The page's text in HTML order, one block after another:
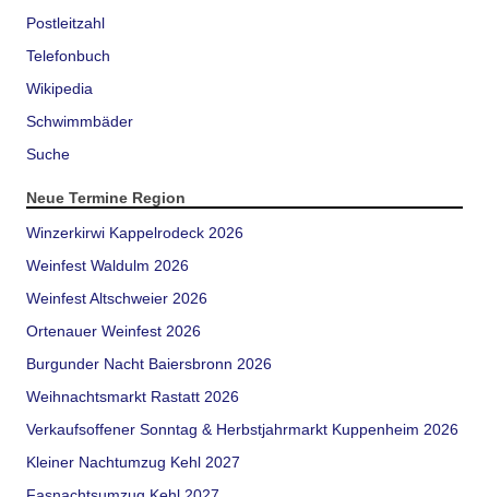
Postleitzahl
Telefonbuch
Wikipedia
Schwimmbäder
Suche
Neue Termine Region
Winzerkirwi Kappelrodeck 2026
Weinfest Waldulm 2026
Weinfest Altschweier 2026
Ortenauer Weinfest 2026
Burgunder Nacht Baiersbronn 2026
Weihnachtsmarkt Rastatt 2026
Verkaufsoffener Sonntag & Herbstjahrmarkt Kuppenheim 2026
Kleiner Nachtumzug Kehl 2027